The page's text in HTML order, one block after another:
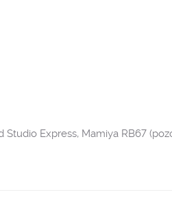
Studio Express, Mamiya RB67